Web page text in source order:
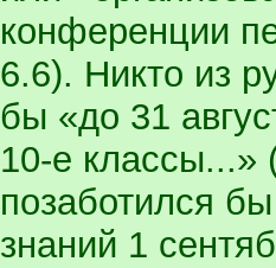
конференции
6.6). Никто из
бы «до 31
10-е классы...»
позаботился
знаний 1